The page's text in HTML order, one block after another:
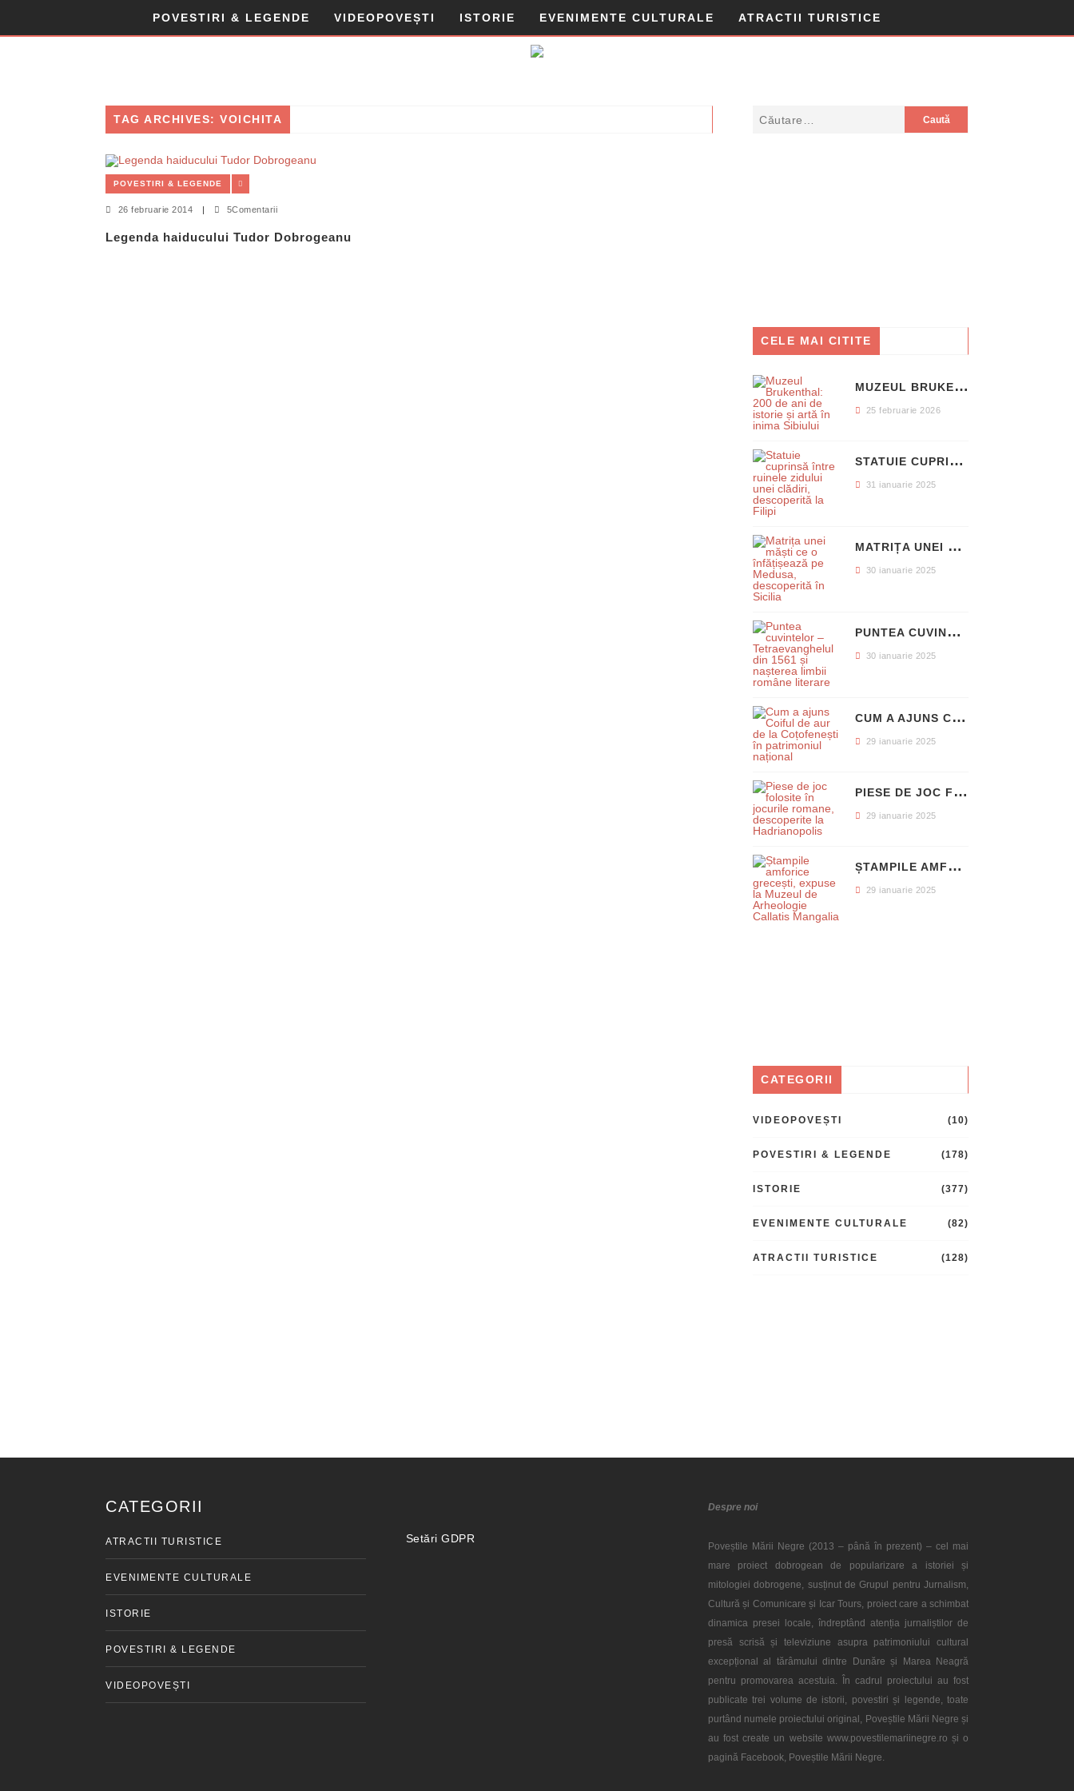
POVESTIRI & LEGENDE VIDEOPOVEȘTI ISTORIE EVENIMENTE CULTURALE ATRACTII TURISTICE
TAG ARCHIVES: VOICHITA
POVESTIRI & LEGENDE
26 februarie 2014 5Comentarii
Legenda haiducului Tudor Dobrogeanu
CELE MAI CITITE
M
UZEUL BRUKENTHAL: 200 DE ANI DE ISTORIE ȘI ARTĂ ÎN INIMA SIBIULUI
25 februarie 2026
S
TATUIE CUPRINSĂ ÎNTRE RUINELE ZIDULUI UNEI CLĂDIRI, DESCOPERITĂ LA FILIPI
31 ianuarie 2025
M
ATRIȚA UNEI MĂȘTI CE O ÎNFĂȚIȘEAZĂ PE MEDUSA, DESCOPERITĂ ÎN SICILIA
30 ianuarie 2025
P
UNTEA CUVINTELOR – TETRAEVANGHELUL DIN 1561 ȘI NAȘTEREA LIMBII ROMÂNE LITERARE
30 ianuarie 2025
C
UM A AJUNS COIFUL DE AUR DE LA COȚOFENEȘTI ÎN PATRIMONIUL NAȚIONAL
29 ianuarie 2025
P
IESE DE JOC FOLOSITE ÎN JOCURILE ROMANE, DESCOPERITE LA HADRIANOPOLIS
29 ianuarie 2025
Ș
TAMPILE AMFORICE GRECEȘTI, EXPUSE LA MUZEUL DE ARHEOLOGIE CALLATIS MANGALIA
29 ianuarie 2025
CATEGORII
VIDEOPOVEȘTI (10)
POVESTIRI & LEGENDE (178)
ISTORIE (377)
EVENIMENTE CULTURALE (82)
ATRACTII TURISTICE (128)
CATEGORII
ATRACTII TURISTICE
EVENIMENTE CULTURALE
ISTORIE
POVESTIRI & LEGENDE
VIDEOPOVEȘTI
Setări GDPR
Despre noi
Poveștile Mării Negre (2013 – până în prezent) – cel mai
mare proiect dobrogean de popularizare a istoriei și
mitologiei dobrogene, susținut de Grupul pentru Jurnalism,
Cultură și Comunicare și Icar Tours, proiect care a schimbat
dinamica presei locale, îndreptând atenția jurnaliștilor de
presă scrisă și televiziune asupra patrimoniului cultural
excepțional al tărâmului dintre Dunăre și Marea Neagră
pentru promovarea acestuia. În cadrul proiectului au fost
publicate trei volume de istorii, povestiri și legende, toate
purtând numele proiectului original, Poveștile Mării Negre și
au fost create un website www.povestilemariinegre.ro și o
pagină Facebook, Poveștile Mării Negre.